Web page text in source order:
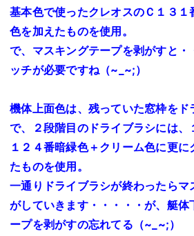
基本色で使ったクレオスのＣ１３１
色を加えたものを使用。
で、マスキングテープを剥がすと・
ッチが必要ですね（~_~;）
機体上面色は、残っていた窓枠をド
で、２段階目のドライブラシには、
１２４番暗緑色＋クリーム色に更に
たものを使用。
一通りドライブラシが終わったらマ
がしていきます・・・・・が、艇体
ープを剥がすの忘れてる（~_~;）